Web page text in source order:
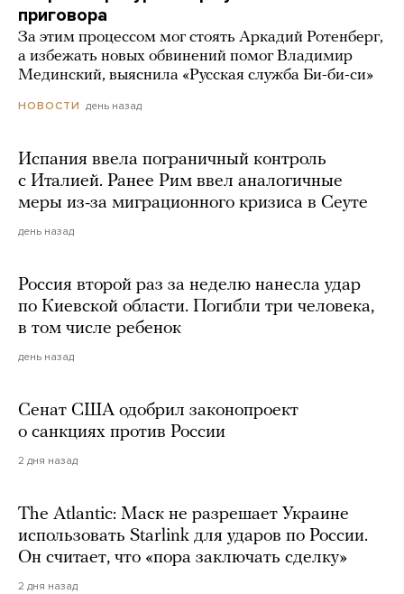
приговора
За этим процессом мог стоять Аркадий Ротенберг,
а избежать новых обвинений помог Владимир
Мединский, выяснила «Русская служба Би-би-си»
НОВОСТИ день назад
Испания ввела пограничный контроль
с Италией. Ранее Рим ввел аналогичные
меры из-за миграционного кризиса в Сеуте
день назад
Россия второй раз за неделю нанесла удар
по Киевской области. Погибли три человека,
в том числе ребенок
день назад
Сенат США одобрил законопроект
о санкциях против России
2 дня назад
The Atlantic: Маск не разрешает Украине
использовать Starlink для ударов по России.
Он считает, что «пора заключать сделку»
2 дня назад